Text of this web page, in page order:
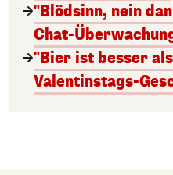
"Blödsinn, nein
Chat-
"Bier ist besser
Valentinstags-